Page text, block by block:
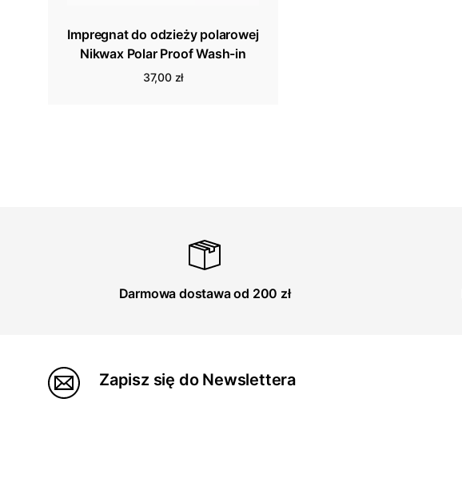
Impregnat do odzieży polarowej
Nikwax Polar Proof Wash-in
37,00 zł
Darmowa dostawa od 200 zł
Zapisz się do Newslettera